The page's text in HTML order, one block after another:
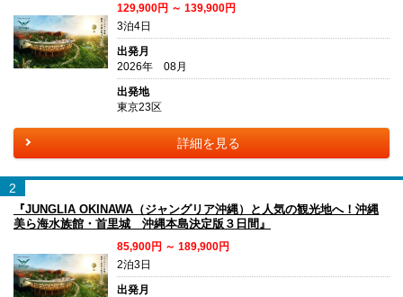
129,900円 ～ 139,900円
3泊4日
出発月
2026年 08月
出発地
東京23区
詳細を見る
2
『JUNGLIA OKINAWA（ジャングリア沖縄）と人気の観光地へ！沖縄
美ら海水族館・首里城 沖縄本島決定版３日間』
85,900円 ～ 189,900円
2泊3日
出発月